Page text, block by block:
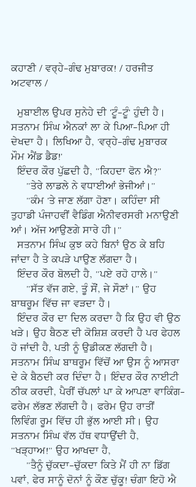
ਕਹਾਣੀ / ਵਰ੍ਹੇ-ਗੰਢ ਮੁਬਾਰਕ! / ਹਰਜੀਤ
ਅਟਵਾਲ /
ਸਤਨਾਮ ਸਿੰਘ ਐਨਕਾਂ ਲਾ ਕੇ ਪਿਆ-ਪਿਆ ਹੀ
ਦੇਖਦਾ ਹੈ। ਲਿਖਿਆ ਹੈ, 'ਵਰ੍ਹੇ-ਗੰਢ ਮੁਬਾਰਕ
ਮੌਮ ਐਂਡ ਡੈਡ!'
  ਇੰਦਰ ਕੌਰ ਪੁੱਛਦੀ ਹੈ, "ਕਿਹਦਾ ਫੋਨ ਐ?"
     "ਤੇਰੇ ਲਾਡਲੇ ਨੇ ਵਧਾਈਆਂ ਭੇਜੀਆਂ।"
ਤੁਹਾਡੀ ਪੰਜਾਹਵੀਂ ਵੈਡਿੰਗ ਐਨੀਵਰਸਰੀ ਮਨਾਉਣੀ
ਆਂ। ਅੱਜ ਆਉਣਗੇ ਸਾਰੇ ਹੀ।"
ਜਾਂਦਾ ਹੈ ਤੇ ਕਪੜੇ ਪਾਉਣ ਲੱਗਦਾ ਹੈ।
  ਇੰਦਰ ਕੌਰ ਬੋਲਦੀ ਹੈ, "ਪਏ ਰਹੋ ਹਾਲੇ।"
ਬਾਥਰੂਮ ਵਿੱਚ ਜਾ ਵੜਦਾ ਹੈ।
  ਇੰਦਰ ਕੌਰ ਦਾ ਦਿਲ ਕਰਦਾ ਹੈ ਕਿ ਉਹ ਵੀ ਉਠ
ਖੜੇ। ਉਹ ਬੈਠਣ ਦੀ ਕੋਸ਼ਿਸ਼ ਕਰਦੀ ਹੈ ਪਰ ਫੇਹਲ
ਹੋ ਜਾਂਦੀ ਹੈ, ਪਤੀ ਨੂੰ ਉਡੀਕਣ ਲੱਗਦੀ ਹੈ।
ਸਤਨਾਮ ਸਿੰਘ ਬਾਥਰੂਮ ਵਿੱਚੋਂ ਆ ਉਸ ਨੂੰ ਆਸਰਾ
ਦੇ ਕੇ ਬੈਠਦੀ ਕਰ ਦਿੰਦਾ ਹੈ। ਇੰਦਰ ਕੌਰ ਨਾਈਟੀ
ਠੀਕ ਕਰਦੀ, ਪੈਰੀਂ ਚੱਪਲਾਂ ਪਾ ਕੇ ਆਪਣਾ ਵਾਕਿੰਗ-
ਫਰੇਮ ਲੱਭਣ ਲੱਗਦੀ ਹੈ। ਫਰੇਮ ਉਹ ਰਾਤੀਂ
ਲਿਵਿੰਗ ਰੂਮ ਵਿੱਚ ਹੀ ਭੁੱਲ ਆਈ ਸੀ। ਉਹ
ਸਤਨਾਮ ਸਿੰਘ ਵੱਲ ਹੱਥ ਵਧਾਉਂਦੀ ਹੈ,
"ਖੜ੍ਹਾਅ!" ਉਹ ਆਖਦਾ ਹੈ,
ਪਵਾਂ, ਫੇਰ ਸਾਨੂੰ ਦੋਨਾਂ ਨੂੰ ਕੌਣ ਚੁੱਕੂ! ਚੰਗਾ ਇਹੋ ਐ